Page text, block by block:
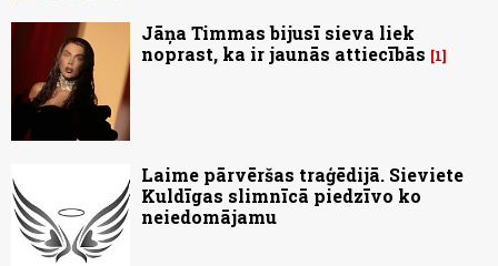
Jāņa Timmas bijusī sieva liek
noprast, ka ir jaunās attiecībās
1
Laime pārvēršas traģēdijā. Sieviete
Kuldīgas slimnīcā piedzīvo ko
neiedomājamu